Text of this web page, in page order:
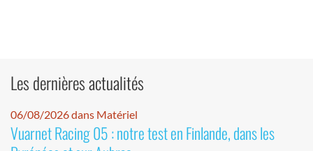
Les dernières actualités
06/08/2026 dans Matériel
Vuarnet Racing 05 : notre test en Finlande, dans les